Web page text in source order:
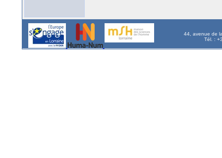
44, avenue de
Tél. :